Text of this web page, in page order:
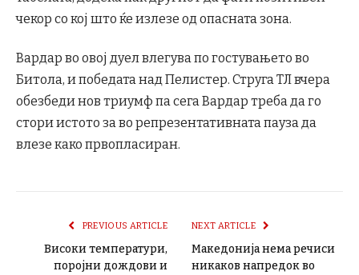
чекор со кој што ќе излезе од опасната зона.
Вардар во овој дуел влегува по гостувањето во
Битола, и победата над Пелистер. Струга ТЛ вчера
обезбеди нов триумф па сега Вардар треба да го
стори истото за во репрезентативната пауза да
влезе како првопласиран.
PREVIOUS ARTICLE
Високи температури,
поројни дождови и
NEXT ARTICLE
Македонија нема речиси
никаков напредок во